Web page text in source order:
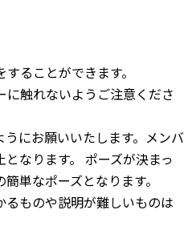
ることができます。
に触れないようご注意くださ
うにお願いいたします。メンバ
なります。 ポーズが決まっ
単なポーズとなります。
るものや説明が難しいものは